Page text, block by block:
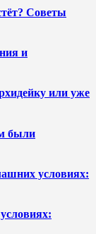
Советы
и
или уже
были
условиях: